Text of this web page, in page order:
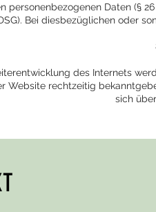
personenbezogenen Daten (§
Bei diesbezüglichen oder
des Internets
Website rechtzeitig
sich